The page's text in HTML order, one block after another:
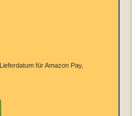
Lieferdatum für Amazon Pay,